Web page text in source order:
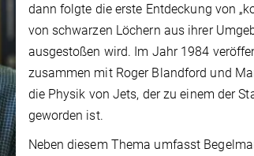
dann folgte die erste Entdeckung von
von schwarzen Löchern aus ihrer
ausgestoßen wird. Im Jahr 1984
zusammen mit Roger Blandford und
die Physik von Jets, der zu einem der
geworden ist.
Neben diesem Thema umfasst